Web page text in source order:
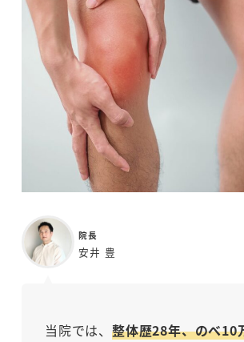
院長
安井 豊
当院では、 整体歴28年、のべ10